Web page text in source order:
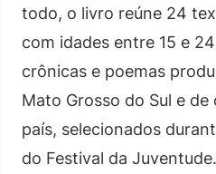
todo, o livro reúne 24
com idades entre 15 e
crônicas e poemas
Mato Grosso do Sul e
país, selecionados
do Festival da Juventude.